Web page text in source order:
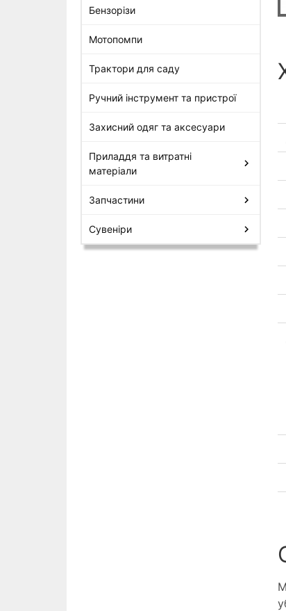
Бензорізи
Мотопомпи
Трактори для саду
Ручний інструмент та пристрої
Захисний одяг та аксесуари
Приладдя та витратні
матеріали
Запчастини
Сувеніри